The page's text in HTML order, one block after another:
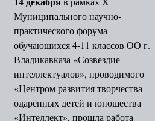
Муниципального научно-
практического форума
обучающихся 4-11 классов ОО г.
Владикавказа «Созвездие
интеллектуалов», проводимого
«Центром развития творчества
одарённых детей и юношества
«Интеллект», прошла работа